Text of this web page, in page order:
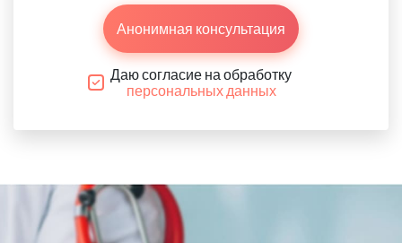
Анонимная консультация
Даю согласие на обработку
персональных данных